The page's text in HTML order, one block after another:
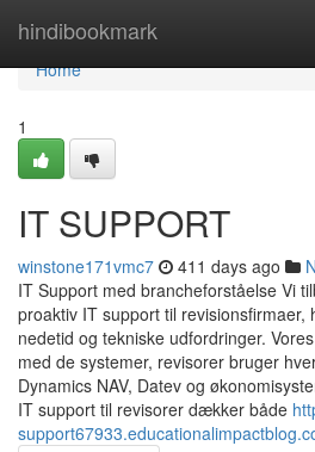
hindibookmark
Home
Home
1
IT SUPPORT
winstone171vmc7 411 days ago
IT Support med brancheforståelse Vi
proaktiv IT support til revisionsfirmaer,
nedetid og tekniske udfordringer.
med de systemer, revisorer bruger
Dynamics NAV, Datev og
IT support til revisorer dækker både